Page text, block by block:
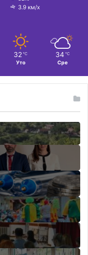
3.9 км/х
32 ℃
Уто
34 ℃
Сре